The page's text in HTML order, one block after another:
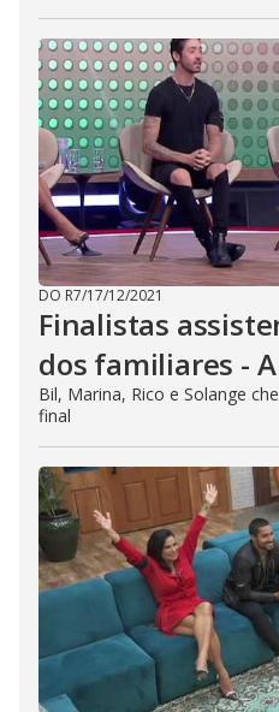
DO R7/17/12/2021
Finalistas
dos familiares -
Bil, Marina, Rico e Solange
final